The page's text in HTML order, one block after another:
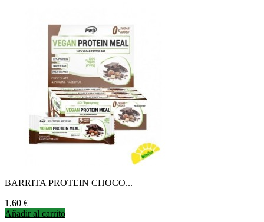
BARRITA PROTEIN CHOCO...
Precio
1,60 €
Añadir al carrito